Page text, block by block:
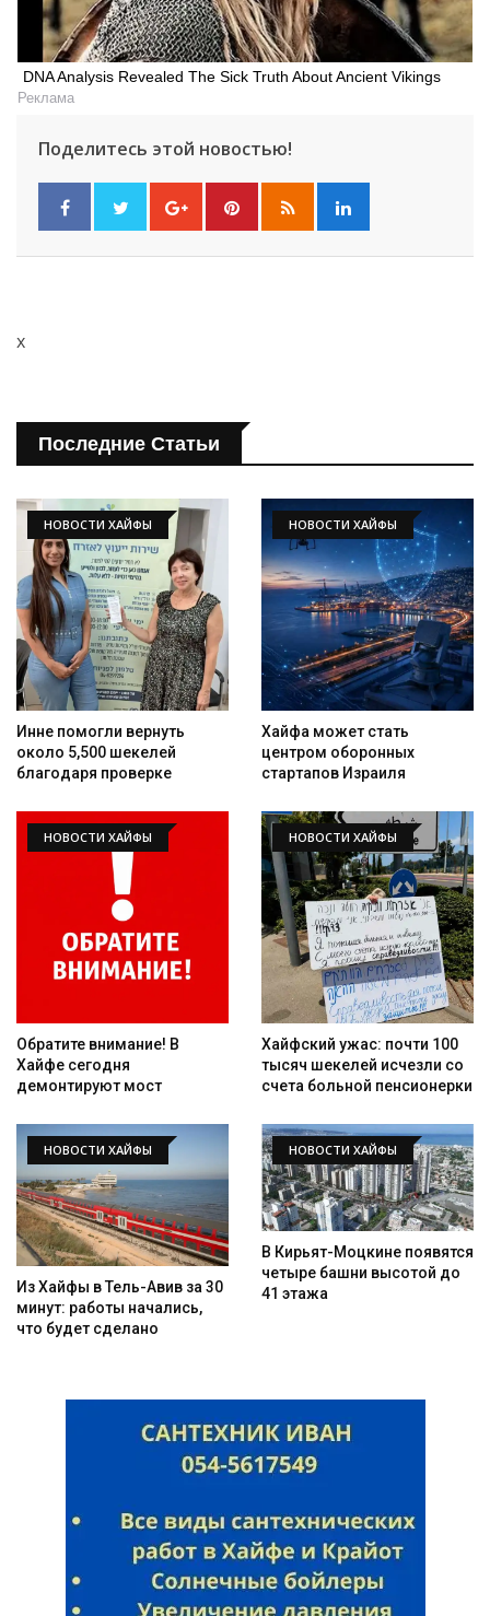
DNA Analysis Revealed The Sick Truth About Ancient Vikings
Реклама
Поделитесь этой новостью!
x
Последние Статьи
НОВОСТИ ХАЙФЫ
Инне помогли вернуть
около 5,500 шекелей
благодаря проверке
НОВОСТИ ХАЙФЫ
Хайфа может стать
центром оборонных
стартапов Израиля
НОВОСТИ ХАЙФЫ
Обратите внимание! В
Хайфе сегодня
демонтируют мост
НОВОСТИ ХАЙФЫ
Хайфский ужас: почти 100
тысяч шекелей исчезли со
счета больной пенсионерки
НОВОСТИ ХАЙФЫ
Из Хайфы в Тель-Авив за 30
минут: работы начались,
что будет сделано
НОВОСТИ ХАЙФЫ
В Кирьят-Моцкине появятся
четыре башни высотой до
41 этажа